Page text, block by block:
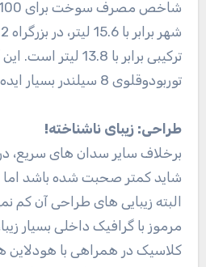
ترکیبی برابر با 13.8
توربودوقلوی 8 سیلندر بسیار ایده ال خواهد بود.
طراحی: زیبای ناشناخته!
شاید کمتر صحبت شده باشد اما
البته زیبایی های طراحی آن کم
مرموز با گرافیک داخلی بسیار
کلاسیک در همراهی با هودلاین